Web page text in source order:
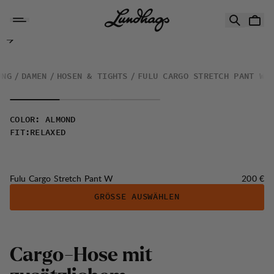
Fulu Cargo Stretch Pant W
DAMEN HOSEN & TIGHTS FULU CARGO STRETCH PANT W
COLOR : ALMOND
FIT: RELAXED
Fulu Cargo Stretch Pant W Preis:
200 €
GRÖSSE AUSWÄHLEN
Cargo-Hose mit